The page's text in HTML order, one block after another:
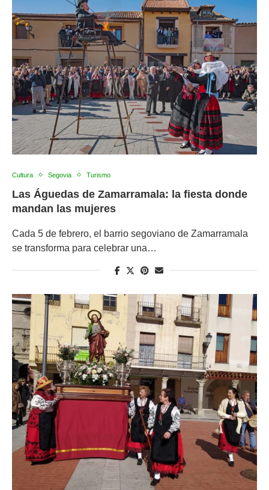
Cultura Segovia Turismo
Las Águedas de Zamarramala: la fiesta donde
mandan las mujeres
Cada 5 de febrero, el barrio segoviano de Zamarramala
se transforma para celebrar una…